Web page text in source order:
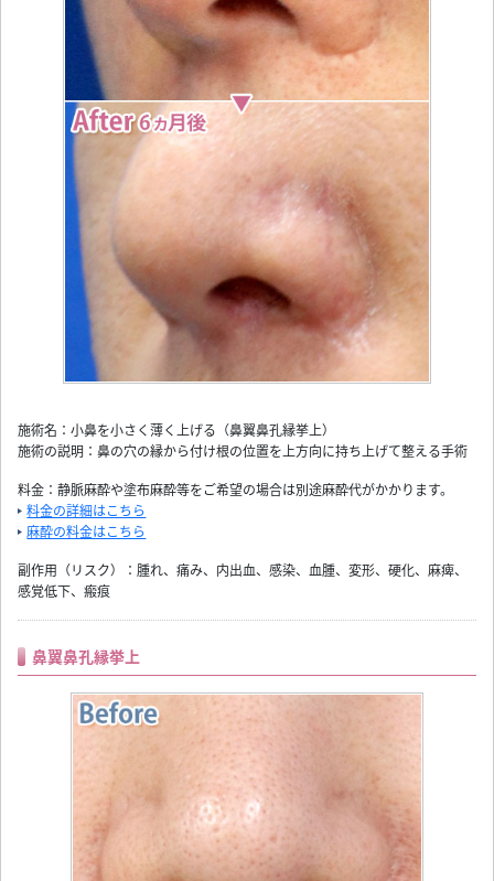
施術名：小鼻を小さく薄く上げる（鼻翼鼻孔縁挙上）
施術の説明：鼻の穴の縁から付け根の位置を上方向に持ち上げて整える手術
料金：静脈麻酔や塗布麻酔等をご希望の場合は別途麻酔代がかかります。
料金の詳細はこちら
麻酔の料金はこちら
副作用（リスク）：腫れ、痛み、内出血、感染、血腫、変形、硬化、麻痺、
感覚低下、瘢痕
鼻翼鼻孔縁挙上